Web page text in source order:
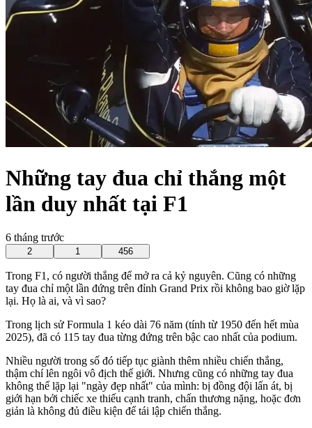
Những tay đua chỉ thắng một
lần duy nhất tại F1
6 tháng trước
2 1 456
Trong F1, có người thắng để mở ra cả kỷ nguyên. Cũng có những
tay đua chỉ một lần đứng trên đỉnh Grand Prix rồi không bao giờ lặp
lại. Họ là ai, và vì sao?
Trong lịch sử Formula 1 kéo dài 76 năm (tính từ 1950 đến hết mùa
2025), đã có 115 tay đua từng đứng trên bậc cao nhất của podium.
Nhiều người trong số đó tiếp tục giành thêm nhiều chiến thắng,
thậm chí lên ngôi vô địch thế giới. Nhưng cũng có những tay đua
không thể lặp lại "ngày đẹp nhất" của mình: bị đồng đội lấn át, bị
giới hạn bởi chiếc xe thiếu cạnh tranh, chấn thương nặng, hoặc đơn
giản là không đủ điều kiện để tái lập chiến thắng.